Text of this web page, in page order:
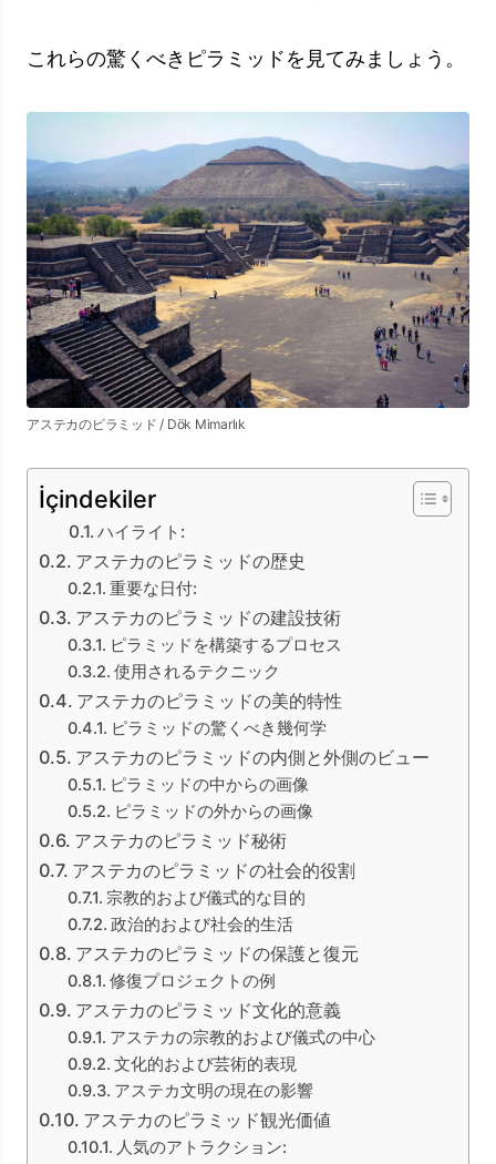
これらの驚くべきピラミッドを見てみましょう。
アステカのピラミッド / Dök Mimarlık
İçindekiler
ハイライト:
アステカのピラミッドの歴史
重要な日付:
アステカのピラミッドの建設技術
ピラミッドを構築するプロセス
使用されるテクニック
アステカのピラミッドの美的特性
ピラミッドの驚くべき幾何学
アステカのピラミッドの内側と外側のビュー
ピラミッドの中からの画像
ピラミッドの外からの画像
アステカのピラミッド秘術
アステカのピラミッドの社会的役割
宗教的および儀式的な目的
政治的および社会的生活
アステカのピラミッドの保護と復元
修復プロジェクトの例
アステカのピラミッド文化的意義
アステカの宗教的および儀式の中心
文化的および芸術的表現
アステカ文明の現在の影響
アステカのピラミッド観光価値
人気のアトラクション: